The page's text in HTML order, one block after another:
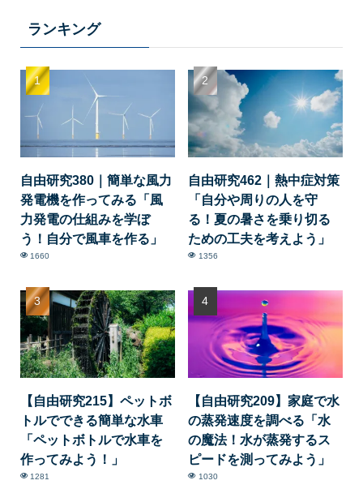
ランキング
自由研究380｜簡単な風力
発電機を作ってみる「風
力発電の仕組みを学ぼ
う！自分で風車を作る」
1660
自由研究462｜熱中症対策
「自分や周りの人を守
る！夏の暑さを乗り切る
ための工夫を考えよう」
1356
【自由研究215】ペットボ
トルでできる簡単な水車
「ペットボトルで水車を
作ってみよう！」
1281
【自由研究209】家庭で水
の蒸発速度を調べる「水
の魔法！水が蒸発するス
ピードを測ってみよう」
1030